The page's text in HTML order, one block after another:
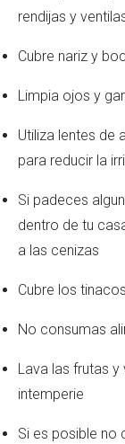
rendijas y
Cubre nariz y
Limpia ojos y
Utiliza lentes de
para reducir la
Si padeces
dentro de tu
a las cenizas
Cubre los
No consumas
Lava las frutas y
intemperie
Si es posible no